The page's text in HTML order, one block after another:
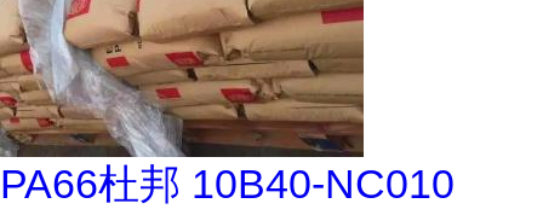
PA66杜邦 10B40-NC010